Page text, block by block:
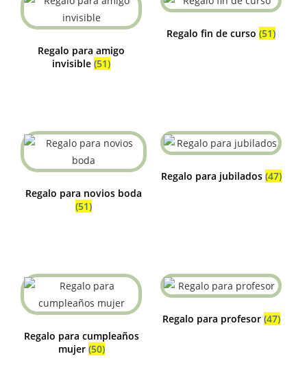
Regalo para amigo
invisible (51)
Regalo fin de curso (51)
Regalo para novios boda
(51)
Regalo para jubilados (47)
Regalo para cumpleaños
mujer (50)
Regalo para profesor (47)